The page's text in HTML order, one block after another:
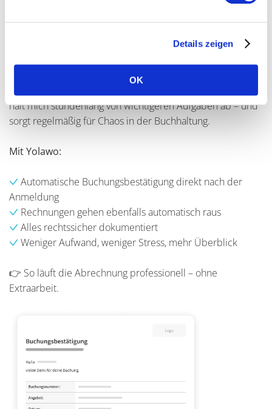
Details zeigen
OK
Buchungsbestätigungen rauben
Jede Anmeldung muss ich manuell bestätigen und
zusätzlich Rechnungen schreiben und verschicken. Das
hält mich stundenlang von wichtigeren Aufgaben ab – und
sorgt regelmäßig für Chaos in der Buchhaltung.
Mit Yolawo:
Automatische Buchungsbestätigung direkt nach der
Anmeldung
Rechnungen gehen ebenfalls automatisch raus
Alles rechtssicher dokumentiert
Weniger Aufwand, weniger Stress, mehr Überblick
👉 So läuft die Abrechnung professionell – ohne
Extraarbeit.